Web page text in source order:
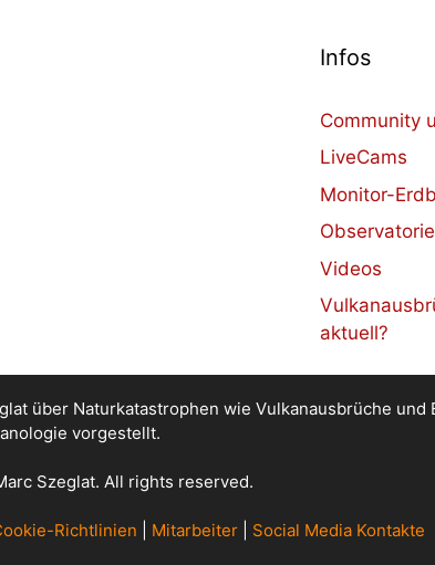
Infos
Community
LiveCams
Monitor-
Videos
aktuell?
über Naturkatastrophen wie Vulkanausbrüche
vorgestellt.
Szeglat. All rights reserved.
Richtlinien Mitarbeiter Social Media Kontakte